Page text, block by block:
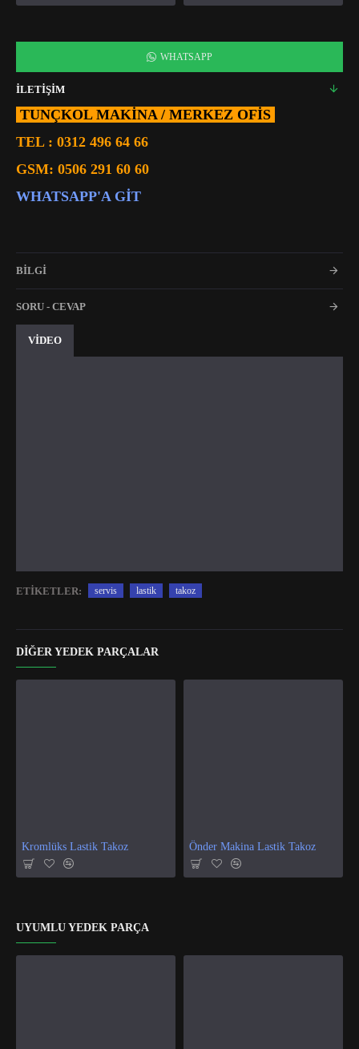
WHATSAPP
İLETİŞİM
TUNÇKOL MAKİNA / MERKEZ OFIS
TEL : 0312 496 64 66
GSM: 0506 291 60 60
WHATSAPP'A GIT
BİLGİ
SORU - CEVAP
VİDEO
ETIKETLER: servis lastik takoz
DIĞER YEDEK PARÇALAR
Kromlüks Lastik Takoz Önder Makina Lastik Takoz
UYUMLU YEDEK PARÇA